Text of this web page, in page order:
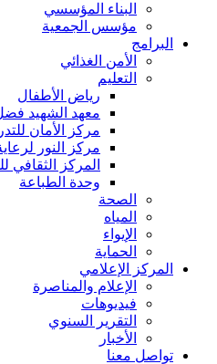
البناء المؤسسي
مؤسس الجمعية
البرامج
الأمن الغذائي
التعليم
رياض الأطفال
معهد الشهيد
مركز الأمان
مركز النور
المركز الثقافي
وحدة الطباعة
الصحة
المياه
الإيواء
الحماية
المركز الإعلامي
الإعلام والمناصرة
فيديوهات
التقرير السنوي
الأخبار
تواصل معنا